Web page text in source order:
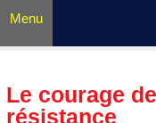
Menu
Le courage
résistance